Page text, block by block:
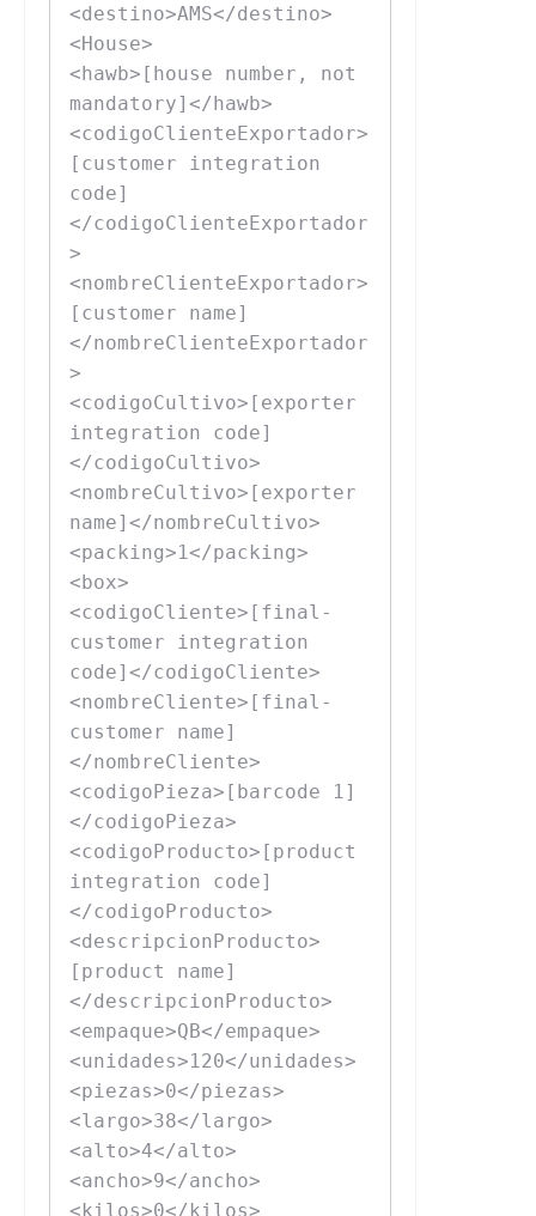
<destino>AMS</destino>
<House>
<hawb>[house number, not
mandatory]</hawb>
<codigoClienteExportador>
[customer integration
code]
</codigoClienteExportador
>
<nombreClienteExportador>
[customer name]
</nombreClienteExportador
>
<codigoCultivo>[exporter
integration code]
</codigoCultivo>
<nombreCultivo>[exporter
name]</nombreCultivo>
<packing>1</packing>
<box>
<codigoCliente>[final-
customer integration
code]</codigoCliente>
<nombreCliente>[final-
customer name]
</nombreCliente>
<codigoPieza>[barcode 1]
</codigoPieza>
<codigoProducto>[product
integration code]
</codigoProducto>
<descripcionProducto>
[product name]
</descripcionProducto>
<empaque>QB</empaque>
<unidades>120</unidades>
<piezas>0</piezas>
<largo>38</largo>
<alto>4</alto>
<ancho>9</ancho>
<kilos>0</kilos>